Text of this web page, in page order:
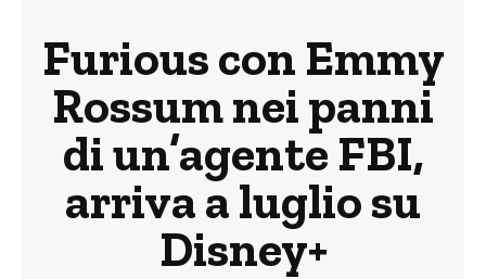
Furious con Emmy
Rossum nei panni
di un’agente FBI,
arriva a luglio su
Disney+